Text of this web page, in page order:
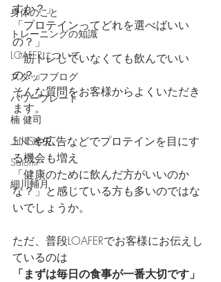
身体のこと
トレーニングの知識
LOAFERについて
スタッフブログ
パワープレート
楠 健司
上川 達矢
Satomi
細川輔月
すか？」
「プロテインってどれを選べばいい
の？」
「筋トレしていなくても飲んでいい
の？」
そんな質問をお客様からよくいただき
ます。
SNSや広告などでプロテインを目にす
る機会も増え
「健康のために飲んだ方がいいのか
な？」と感じている方も多いのではな
いでしょうか。
ただ、普段LOAFERでお客様にお伝えし
ているのは
「まずは毎日の食事が一番大切です」